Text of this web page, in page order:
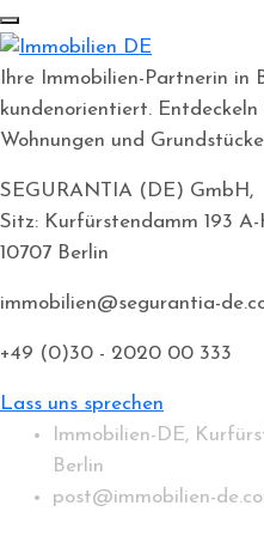
Ihre Immobilien-Partnerin in
kundenorientiert. Entdeckeln
Wohnungen und
SEGURANTIA (DE) GmbH,
Sitz: Kurfürstendamm 193 A-
10707 Berlin
immobilien@segurantia-
+49 (0)30 - 2020 00 333
Lass uns sprechen
Immobilien-DE,
Berlin
post@immobilien-